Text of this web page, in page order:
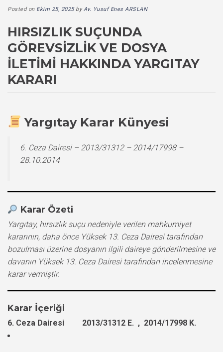
Posted on Ekim 25, 2025byAv. Yusuf Enes ARSLAN
HIRSIZLIK SUÇUNDA
GÖREVSIZLIK VE DOSYA
İLETIMI HAKKINDA YARGITAY
KARARI
Yargıtay Karar Künyesi
6. Ceza Dairesi – 2013/31312 – 2014/17998 –
28.10.2014
Karar Özeti
Yargıtay, hırsızlık suçu nedeniyle verilen mahkumiyet
kararının, daha önce Yüksek 13. Ceza Dairesi tarafından
bozulması üzerine dosyanın ilgili daireye gönderilmesine ve
davanın Yüksek 13. Ceza Dairesi tarafından incelenmesine
karar vermiştir.
Karar İçeriği
6. Ceza Dairesi 2013/31312 E. , 2014/17998 K.